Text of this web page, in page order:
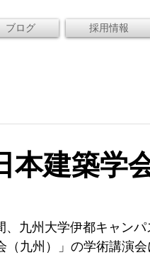
ブログ 採用情報
建築学
九州大学伊都キャンパ
九州）」の学術講演